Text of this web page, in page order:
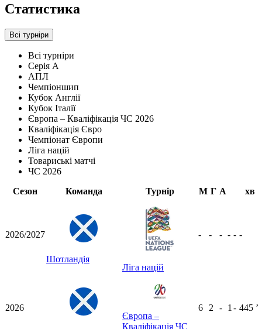
Статистика
Всі турніри
Всі турніри
Серія А
АПЛ
Чемпіоншип
Кубок Англії
Кубок Італії
Європа – Кваліфікація ЧС 2026
Кваліфікація Євро
Чемпіонат Європи
Ліга націй
Товариські матчі
ЧС 2026
Сезон
Команда Турнір М Г А хв
2026/2027
Шотландія
Ліга націй
- - - - - -
2026
Європа –
Кваліфікація ЧС
6 2 - 1 - 445 ʼ